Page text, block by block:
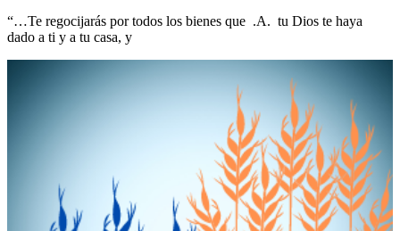
“…Te regocijarás por todos los bienes que .A. tu Dios te haya
dado a ti y a tu casa, y